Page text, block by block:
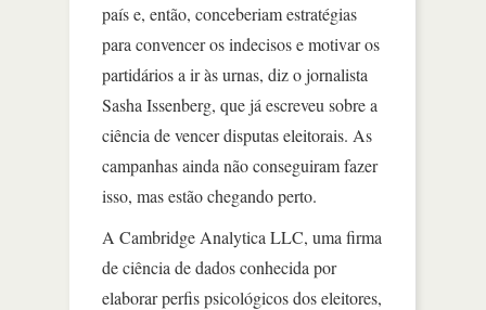
país e, então, conceberiam estratégias
para convencer os indecisos e motivar os
partidários a ir às urnas, diz o jornalista
Sasha Issenberg, que já escreveu sobre a
ciência de vencer disputas eleitorais. As
campanhas ainda não conseguiram fazer
isso, mas estão chegando perto.
A Cambridge Analytica LLC, uma firma
de ciência de dados conhecida por
elaborar perfis psicológicos dos eleitores,